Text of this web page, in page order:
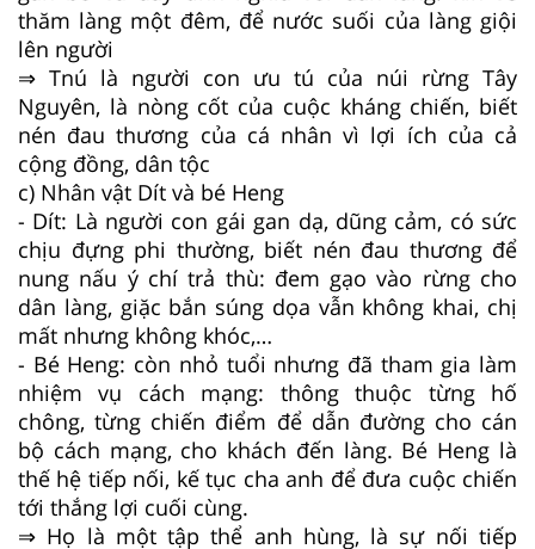
thăm làng một đêm, để nước suối của làng giội
lên người
⇒ Tnú là người con ưu tú của núi rừng Tây
Nguyên, là nòng cốt của cuộc kháng chiến, biết
nén đau thương của cá nhân vì lợi ích của cả
cộng đồng, dân tộc
c) Nhân vật Dít và bé Heng
- Dít: Là người con gái gan dạ, dũng cảm, có sức
chịu đựng phi thường, biết nén đau thương để
nung nấu ý chí trả thù: đem gạo vào rừng cho
dân làng, giặc bắn súng dọa vẫn không khai, chị
mất nhưng không khóc,…
- Bé Heng: còn nhỏ tuổi nhưng đã tham gia làm
nhiệm vụ cách mạng: thông thuộc từng hố
chông, từng chiến điểm để dẫn đường cho cán
bộ cách mạng, cho khách đến làng. Bé Heng là
thế hệ tiếp nối, kế tục cha anh để đưa cuộc chiến
tới thắng lợi cuối cùng.
⇒ Họ là một tập thể anh hùng, là sự nối tiếp